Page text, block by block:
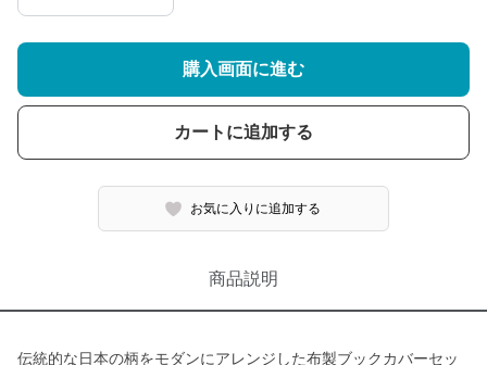
購入画面に進む
カートに追加する
お気に入りに追加する
商品説明
伝統的な日本の柄をモダンにアレンジした布製ブックカバーセッ